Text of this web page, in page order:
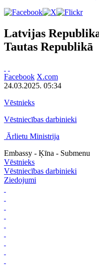
Latvijas
Tautas Republikā
Facebook X.com
24.03.2025. 05:34
Vēstnieks
Vēstniecības darbinieki
Ārlietu Ministrija
Embassy - Ķīna - Submenu
Vēstnieks
Vēstniecības darbinieki
Ziedojumi